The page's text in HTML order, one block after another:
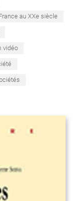
au XXe siècle
vidéo